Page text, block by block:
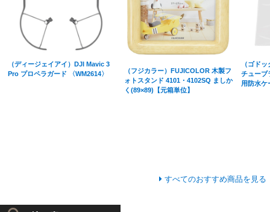
（ディージェイアイ）DJI Mavic 3
Pro プロペラガード 〈WM2614〉
（フジカラー）FUJICOLOR 木製フ
ォトスタンド 4101・4102SQ ましか
く(89×89)【元箱単位】
（ゴド
チューブ
用防水ケ
すべてのおすすめ商品を見る